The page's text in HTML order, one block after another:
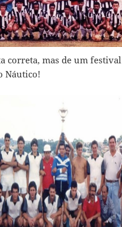
correta, mas de um festival
Náutico!